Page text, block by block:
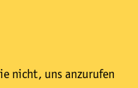
nicht, uns anzurufen